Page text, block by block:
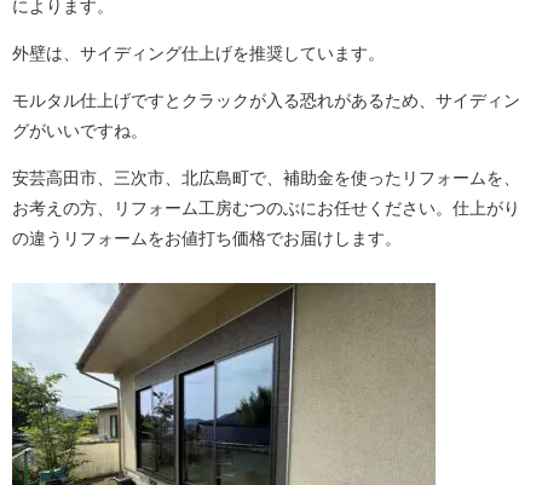
によります。
外壁は、サイディング仕上げを推奨しています。
モルタル仕上げですとクラックが入る恐れがあるため、サイディン
グがいいですね。
安芸高田市、三次市、北広島町で、補助金を使ったリフォームを、
お考えの方、リフォーム工房むつのぶにお任せください。仕上がり
の違うリフォームをお値打ち価格でお届けします。